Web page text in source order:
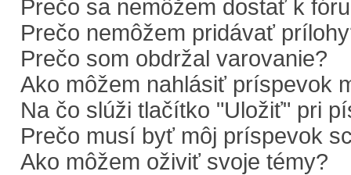
Prečo sa nemôžem dostať k
Prečo nemôžem pridávať
Prečo som obdržal varovanie?
Ako môžem nahlásiť príspevok
Na čo slúži tlačítko "Uložiť" pri
Prečo musí byť môj príspevok
Ako môžem oživiť svoje témy?